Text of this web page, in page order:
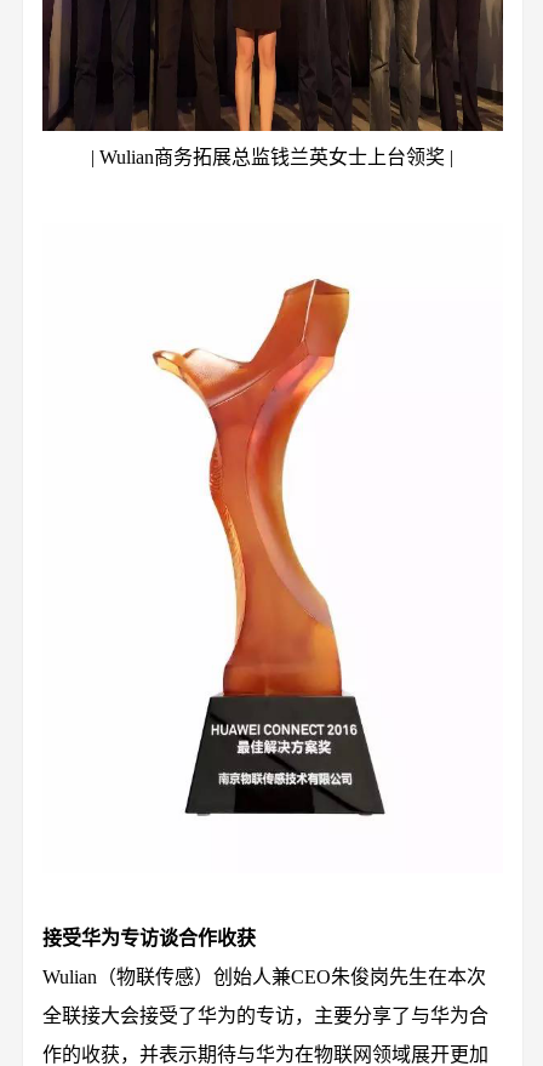
| Wulian商务拓展总监钱兰英女士上台领奖 |
接受华为专访谈合作收获
Wulian（物联传感）创始人兼CEO朱俊岗先生在本次
全联接大会接受了华为的专访，主要分享了与华为合
作的收获，并表示期待与华为在物联网领域展开更加